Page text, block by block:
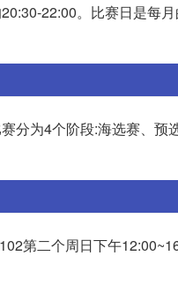
22:00。比赛日是每月
分为4个阶段:海选赛、预
第二个周日下午